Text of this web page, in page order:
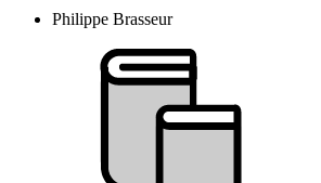
Philippe Brasseur